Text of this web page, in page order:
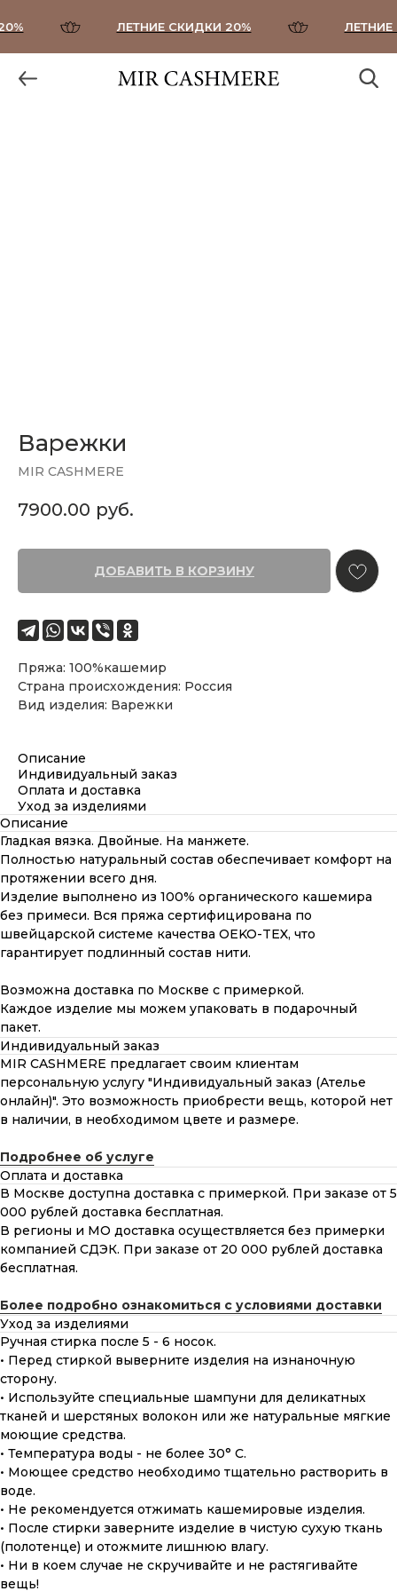
ЛЕТНИЕ СКИДКИ 20% ЛЕТНИЕ
Варежки
MIR CASHMERE
7900.00 руб.
ДОБАВИТЬ В КОРЗИНУ
Пряжа: 100%кашемир
Страна происхождения: Россия
Вид изделия: Варежки
Описание
Индивидуальный заказ
Оплата и доставка
Уход за изделиями
Описание
Гладкая вязка. Двойные. На манжете.
Полностью натуральный состав обеспечивает комфорт на
протяжении всего дня.
Изделие выполнено из 100% органического кашемира
без примеси. Вся пряжа сертифицирована по
швейцарской системе качества OEKO-TEX, что
гарантирует подлинный состав нити.
Возможна доставка по Москве с примеркой.
Каждое изделие мы можем упаковать в подарочный
пакет.
Индивидуальный заказ
MIR CASHMERE предлагает своим клиентам
персональную услугу "Индивидуальный заказ (Ателье
онлайн)". Это возможность приобрести вещь, которой нет
в наличии, в необходимом цвете и размере.
Подробнее об услуге
Оплата и доставка
В Москве доступна доставка с примеркой. При заказе от 5
000 рублей доставка бесплатная.
В регионы и МО доставка осуществляется без примерки
компанией СДЭК. При заказе от 20 000 рублей доставка
бесплатная.
Более подробно ознакомиться с условиями доставки
Уход за изделиями
Ручная стирка после 5 - 6 носок.
• Перед стиркой выверните изделия на изнаночную
сторону.
• Используйте специальные шампуни для деликатных
тканей и шерстяных волокон или же натуральные мягкие
моющие средства.
• Температура воды - не более 30° С.
• Моющее средство необходимо тщательно растворить в
воде.
• Не рекомендуется отжимать кашемировые изделия.
• После стирки заверните изделие в чистую сухую ткань
(полотенце) и отожмите лишнюю влагу.
• Ни в коем случае не скручивайте и не растягивайте
вещь!